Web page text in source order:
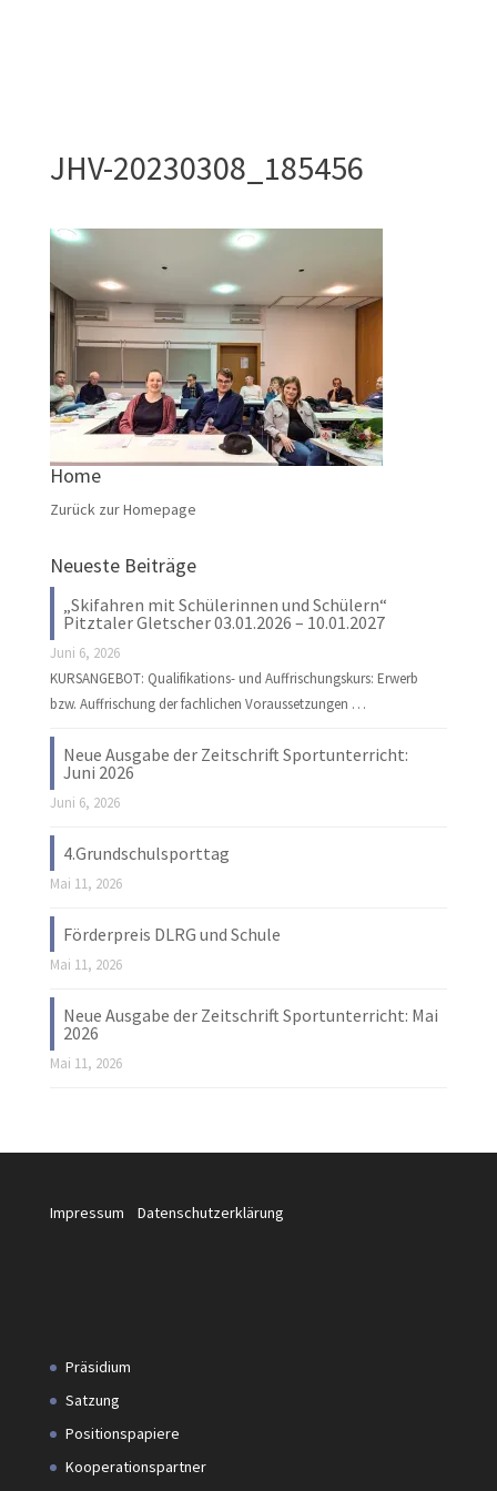
JHV-20230308_185456
Home
Zurück zur Homepage
Neueste Beiträge
„Skifahren mit Schülerinnen und Schülern“
Pitztaler Gletscher 03.01.2026 – 10.01.2027
Juni 6, 2026
KURSANGEBOT: Qualifikations- und Auffrischungskurs: Erwerb
bzw. Auffrischung der fachlichen Voraussetzungen …
Neue Ausgabe der Zeitschrift Sportunterricht:
Juni 2026
Juni 6, 2026
4.Grundschulsporttag
Mai 11, 2026
Förderpreis DLRG und Schule
Mai 11, 2026
Neue Ausgabe der Zeitschrift Sportunterricht: Mai
2026
Mai 11, 2026
Impressum Datenschutzerklärung
Präsidium
Satzung
Positionspapiere
Kooperationspartner